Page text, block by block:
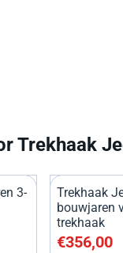
Trekhaak
3-
Trekhaak
bouwjaren
trekhaak
Prijs:
€356,00